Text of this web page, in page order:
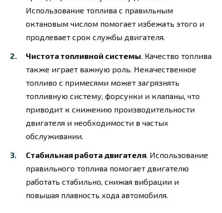
Использование топлива с правильным
октановым числом помогает избежать этого и
продлевает срок службы двигателя.
Чистота топливной системы . Качество топлива
также играет важную роль. Некачественное
топливо с примесями может загрязнять
топливную систему, форсунки и клапаны, что
приводит к снижению производительности
двигателя и необходимости в частых
обслуживании.
Стабильная работа двигателя. Использование
правильного топлива помогает двигателю
работать стабильно, снижая вибрации и
повышая плавность хода автомобиля.